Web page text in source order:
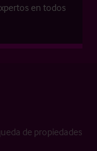
en todos
de propiedades